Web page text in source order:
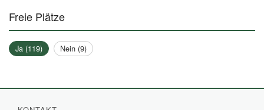
Freie Plätze
Ja (119) Nein (9)